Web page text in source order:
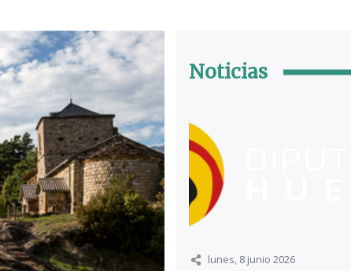
Noticias
lunes, 8 junio 2026